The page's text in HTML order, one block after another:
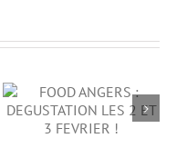
VACANCES